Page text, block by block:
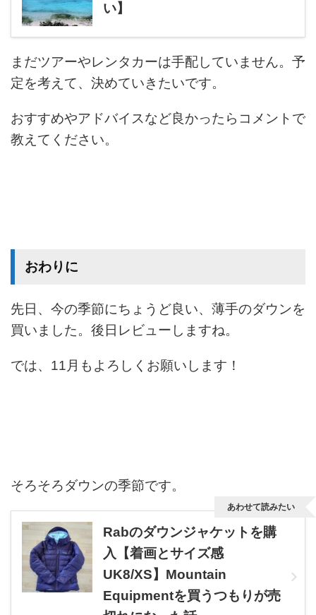
い】
まだツアーやレンタカーは手配していません。予
定を考えて、決めていきたいです。
おすすめやアドバイスなど良かったらコメントで
教えてください。
おわりに
先日、今の季節にちょうど良い、薄手のダウンを
買いました。後日レビューしますね。
では、11月もよろしくお願いします！
そろそろダウンの季節です。
Rabのダウンジャケットを購
入【着画とサイズ感
UK8/XS】Mountain
Equipmentを買うつもりが売
あわせて読みたい